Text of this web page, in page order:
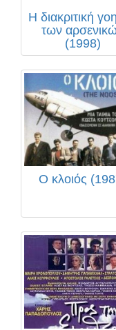
Η διακριτική
των
(1998)
Ο κλοιός